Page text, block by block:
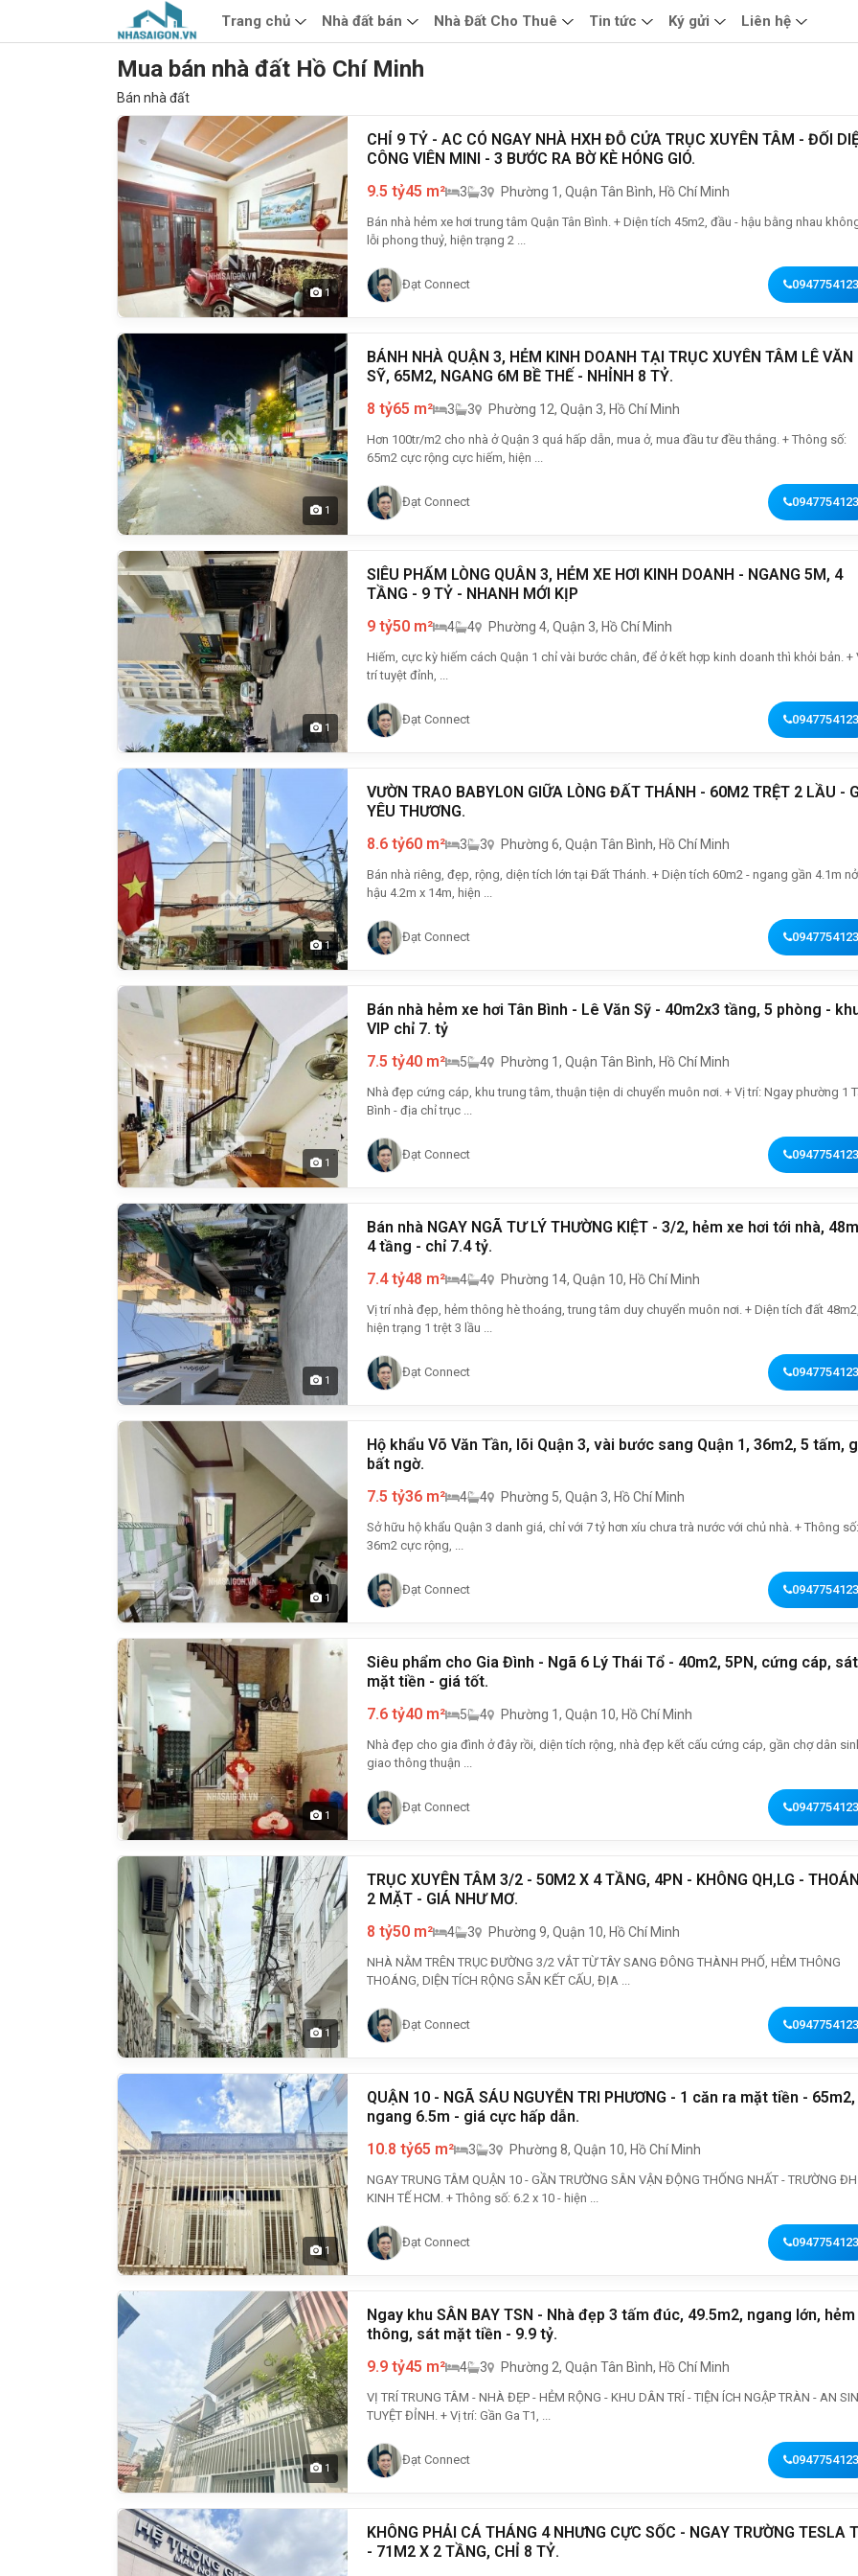
Mua bán nhà đất Hồ Chí Minh
Bán nhà đất
CHỈ 9 TỶ - AC CÓ NGAY NHÀ HXH ĐỖ CỬA TRỤC XUYÊN TÂM - ĐỐI
CÔNG VIÊN MINI - 3 BƯỚC RA BỜ KÈ HÓNG GIÓ.
1
9.5 tỷ45 m² 3 3 Phường 1, Quận Tân Bình, Hồ Chí Minh
Bán nhà hẻm xe hơi trung tâm Quận Tân Bình. + Diện tích 45m2, đầu - hậu bằng nhau không
lỗi phong thuỷ, hiện trạng 2 ...
Đạt Connect 0947754123
BÁNH NHÀ QUẬN 3, HẺM KINH DOANH TẠI TRỤC XUYÊN TÂM LÊ VĂN
SỸ, 65M2, NGANG 6M BỀ THẾ - NHỈNH 8 TỶ.
1
8 tỷ65 m² 3 3 Phường 12, Quận 3, Hồ Chí Minh
Hơn 100tr/m2 cho nhà ở Quận 3 quá hấp dẫn, mua ở, mua đầu tư đều thắng. + Thông số:
65m2 cực rộng cực hiếm, hiện ...
Đạt Connect 0947754123
SIÊU PHẨM LÒNG QUÂN 3, HẺM XE HƠI KINH DOANH - NGANG 5M, 4
TẦNG - 9 TỶ - NHANH MỚI KỊP
1
9 tỷ50 m² 4 4 Phường 4, Quận 3, Hồ Chí Minh
Hiếm, cực kỳ hiếm cách Quận 1 chỉ vài bước chân, để ở kết hợp kinh doanh thì khỏi bản. + Vị
trí tuyệt đỉnh, ...
Đạt Connect 0947754123
VƯỜN TRAO BABYLON GIỮA LÒNG ĐẤT THÁNH - 60M2 TRỆT 2 LẦU -
YÊU THƯƠNG.
1
8.6 tỷ60 m² 3 3 Phường 6, Quận Tân Bình, Hồ Chí Minh
Bán nhà riêng, đẹp, rộng, diện tích lớn tại Đất Thánh. + Diện tích 60m2 - ngang gần 4.1m nở
hậu 4.2m x 14m, hiện ...
Đạt Connect 0947754123
Bán nhà hẻm xe hơi Tân Bình - Lê Văn Sỹ - 40m2x3 tầng, 5 phòng - khu
VIP chỉ 7. tỷ
1
7.5 tỷ40 m² 5 4 Phường 1, Quận Tân Bình, Hồ Chí Minh
Nhà đẹp cứng cáp, khu trung tâm, thuận tiện di chuyển muôn nơi. + Vị trí: Ngay phường 1 Tân
Bình - địa chỉ trục ...
Đạt Connect 0947754123
Bán nhà NGAY NGÃ TƯ LÝ THƯỜNG KIỆT - 3/2, hẻm xe hơi tới nhà,
4 tầng - chỉ 7.4 tỷ.
1
7.4 tỷ48 m² 4 4 Phường 14, Quận 10, Hồ Chí Minh
Vị trí nhà đẹp, hẻm thông hè thoáng, trung tâm duy chuyển muôn nơi. + Diện tích đất 48m2,
hiện trạng 1 trệt 3 lầu ...
Đạt Connect 0947754123
Hộ khẩu Võ Văn Tần, lõi Quận 3, vài bước sang Quận 1, 36m2, 5 tấm,
bất ngờ.
1
7.5 tỷ36 m² 4 4 Phường 5, Quận 3, Hồ Chí Minh
Sở hữu hộ khẩu Quận 3 danh giá, chỉ với 7 tỷ hơn xíu chưa trà nước với chủ nhà. + Thông số:
36m2 cực rộng, ...
Đạt Connect 0947754123
Siêu phẩm cho Gia Đình - Ngã 6 Lý Thái Tổ - 40m2, 5PN, cứng cáp, sát
mặt tiền - giá tốt.
1
7.6 tỷ40 m² 5 4 Phường 1, Quận 10, Hồ Chí Minh
Nhà đẹp cho gia đình ở đây rồi, diện tích rộng, nhà đẹp kết cấu cứng cáp, gần chợ dân
giao thông thuận ...
Đạt Connect 0947754123
TRỤC XUYÊN TÂM 3/2 - 50M2 X 4 TẦNG, 4PN - KHÔNG QH,LG -
2 MẶT - GIÁ NHƯ MƠ.
1
8 tỷ50 m² 4 3 Phường 9, Quận 10, Hồ Chí Minh
NHÀ NẰM TRÊN TRỤC ĐƯỜNG 3/2 VẮT TỪ TÂY SANG ĐÔNG THÀNH PHỐ, HẺM THÔNG
THOÁNG, DIỆN TÍCH RỘNG SẴN KẾT CẤU, ĐỊA ...
Đạt Connect 0947754123
QUẬN 10 - NGÃ SÁU NGUYỄN TRI PHƯƠNG - 1 căn ra mặt tiền - 65m2,
ngang 6.5m - giá cực hấp dẫn.
1
10.8 tỷ65 m² 3 3 Phường 8, Quận 10, Hồ Chí Minh
NGAY TRUNG TÂM QUẬN 10 - GẦN TRƯỜNG SÂN VẬN ĐỘNG THỐNG NHẤT - TRƯỜNG ĐH
KINH TẾ HCM. + Thông số: 6.2 x 10 - hiện ...
Đạt Connect 0947754123
Ngay khu SÂN BAY TSN - Nhà đẹp 3 tấm đúc, 49.5m2, ngang lớn, hẻm
thông, sát mặt tiền - 9.9 tỷ.
1
9.9 tỷ45 m² 4 3 Phường 2, Quận Tân Bình, Hồ Chí Minh
VỊ TRÍ TRUNG TÂM - NHÀ ĐẸP - HẺM RỘNG - KHU DÂN TRÍ - TIỆN ÍCH NGẬP TRÀN - AN
TUYỆT ĐỈNH. + Vị trí: Gần Ga T1, ...
Đạt Connect 0947754123
KHÔNG PHẢI CÁ THÁNG 4 NHƯNG CỰC SỐC - NGAY TRƯỜNG TESLA
- 71M2 X 2 TẦNG, CHỈ 8 TỶ.
Trang chủ Nhà đất bán Nhà Đất Cho Thuê Tin tức Ký gửi Liên hệ